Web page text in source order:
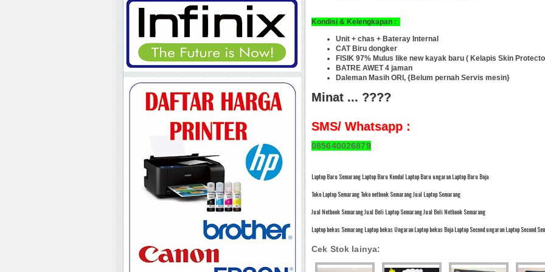
Kondisi & Kelengkapan :
Unit + chas + Bateray Internal
CAT Biru dongker
FISIK 97% Mulus like new kayak baru ( Kelapis Skin
BATRE AWET 4 jaman
Daleman Masih ORI, {Belum pernah Servis mesin}
Minat ... ????
SMS/ Whatsapp :
085640026879
Laptop Baru Semarang Laptop Baru Kendal Laptop Baru ungaran Laptop Baru Boja
Toko Laptop Semarang Toko netbook Semarang Jual Laptop Semarang
Jual Netbook Semarang Jual Beli Laptop Semarang Jual Beli Netbook Semarang
Laptop bekas Semarang Laptop bekas Ungaran Laptop bekas Boja Laptop Second ungaran Laptop Second
Cek Stok lainya: